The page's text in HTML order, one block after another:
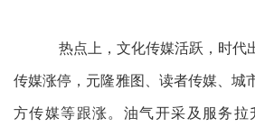
热点上，文化传媒活跃，时代
传媒涨停，元隆雅图、读者传媒、城
方传媒等跟涨。油气开采及服务拉